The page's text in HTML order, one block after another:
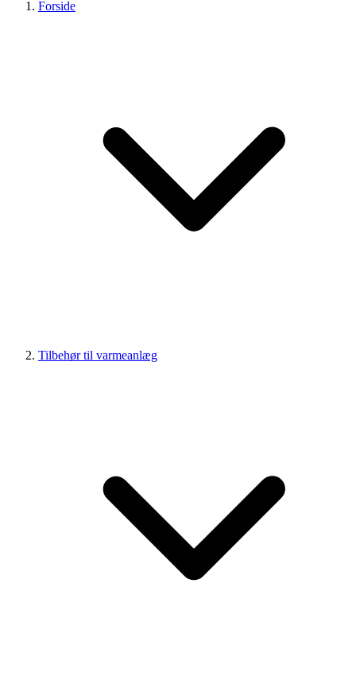
Forside
Tilbehør til varmeanlæg